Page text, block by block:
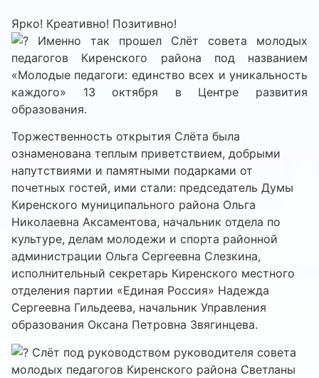
Ярко! Креативно! Позитивно!
Именно так прошел Слёт совета молодых
педагогов Киренского района под названием
«Молодые педагоги: единство всех и уникальность
каждого» 13 октября в Центре развития
образования.
Торжественность открытия Слёта была
ознаменована теплым приветствием, добрыми
напутствиями и памятными подарками от
почетных гостей, ими стали: председатель Думы
Киренского муниципального района Ольга
Николаевна Аксаментова, начальник отдела по
культуре, делам молодежи и спорта районной
администрации Ольга Сергеевна Слезкина,
исполнительный секретарь Киренского местного
отделения партии «Единая Россия» Надежда
Сергеевна Гильдеева, начальник Управления
образования Оксана Петровна Звягинцева.
Слёт под руководством руководителя совета
молодых педагогов Киренского района Светланы